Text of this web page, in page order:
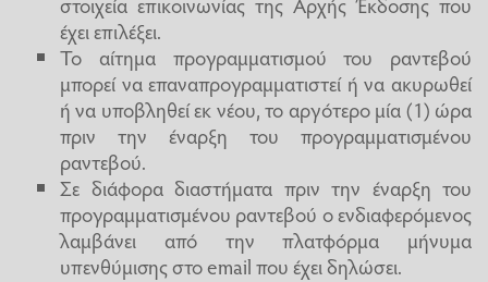
έχει επιλέξει.
Το αίτημα προγραμματισμού του ραντεβού
μπορεί να επαναπρογραμματιστεί ή να ακυρωθεί
ή να υποβληθεί εκ νέου, το αργότερο μία (1) ώρα
πριν την έναρξη του προγραμματισμένου
ραντεβού.
Σε διάφορα διαστήματα πριν την έναρξη του
προγραμματισμένου ραντεβού ο ενδιαφερόμενος
λαμβάνει από την πλατφόρμα μήνυμα
υπενθύμισης στο email που έχει δηλώσει.